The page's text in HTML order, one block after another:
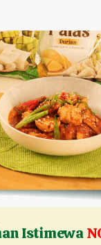
Istimewa